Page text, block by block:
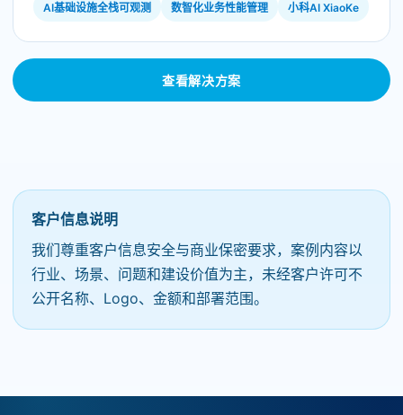
AI基础设施全栈可观测 数智化业务性能管理 小科AI XiaoKe
查看解决方案
客户信息说明
我们尊重客户信息安全与商业保密要求，案例内容以
行业、场景、问题和建设价值为主，未经客户许可不
公开名称、Logo、金额和部署范围。